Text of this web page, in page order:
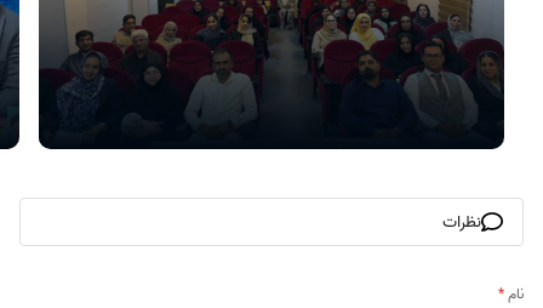
نظرات
نام*